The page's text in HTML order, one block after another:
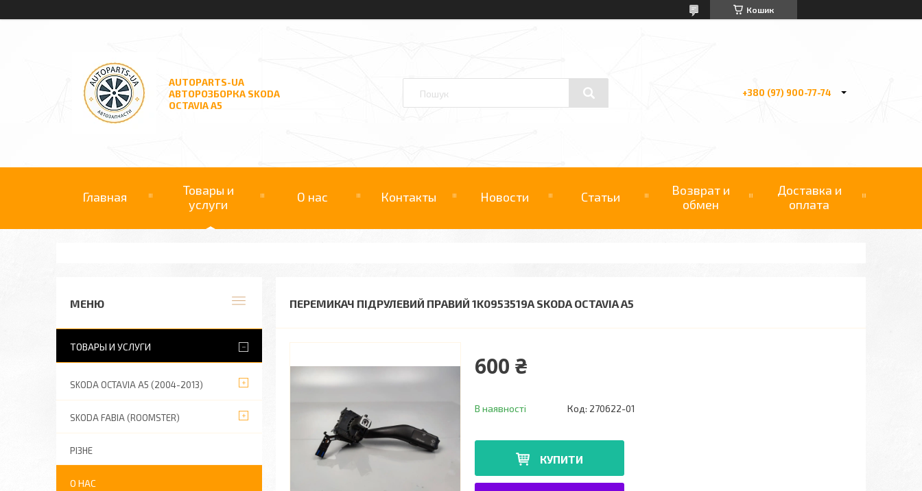
Кошик
AUTOPARTS-UA
АВТОРОЗБОРКА SKODA
OCTAVIA A5
+380 (97) 900-77-74
Главная
Товары и
услуги
О нас Контакты Новости Статьи
Возврат и
обмен
Доставка и
оплата
ПЕРЕМИКАЧ ПІДРУЛЕВИЙ ПРАВИЙ 1K0953519A SKODA OCTAVIA A5
600 ₴
В наявності Код: 270622-01
КУПИТИ
ТОВАРЫ И УСЛУГИ
SKODA OCTAVIA A5 (2004-2013)
SKODA FABIA (ROOMSTER)
РІЗНЕ
О НАС